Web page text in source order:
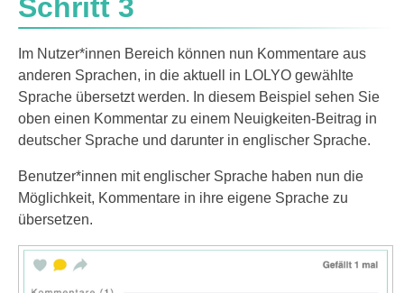
Schritt 3
Im Nutzer*innen Bereich können nun Kommentare aus
anderen Sprachen, in die aktuell in LOLYO gewählte
Sprache übersetzt werden. In diesem Beispiel sehen Sie
oben einen Kommentar zu einem Neuigkeiten-Beitrag in
deutscher Sprache und darunter in englischer Sprache.
Benutzer*innen mit englischer Sprache haben nun die
Möglichkeit, Kommentare in ihre eigene Sprache zu
übersetzen.